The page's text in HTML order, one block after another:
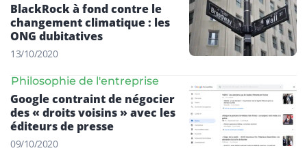
BlackRock à fond contre le
changement climatique : les
ONG dubitatives
13/10/2020
Philosophie de l'entreprise
​Google contraint de négocier
des « droits voisins » avec les
éditeurs de presse
09/10/2020